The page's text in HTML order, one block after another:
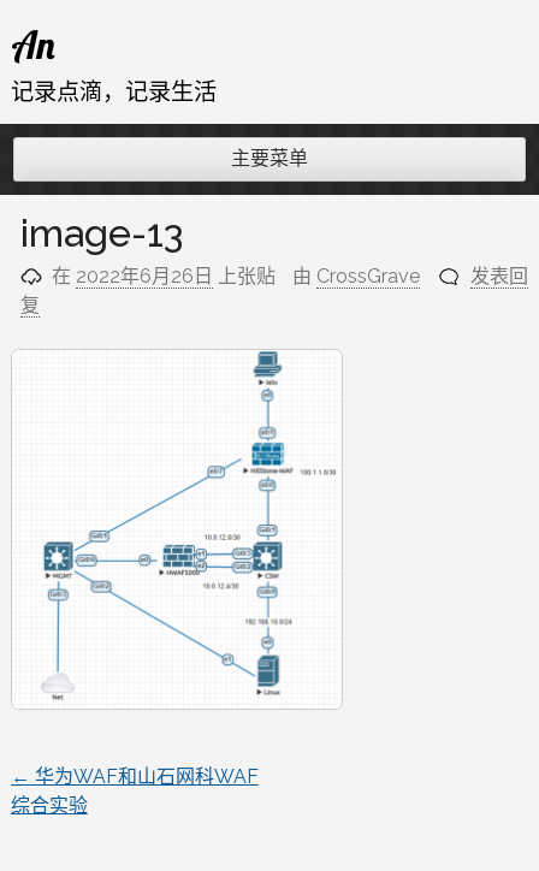
至
内
An
记录点滴，记录生活
主要菜单
image-13
在 2022年6月26日 上张贴 由 CrossGrave
发表回
复
文
← 华为WAF和山石网科WAF
综合实验